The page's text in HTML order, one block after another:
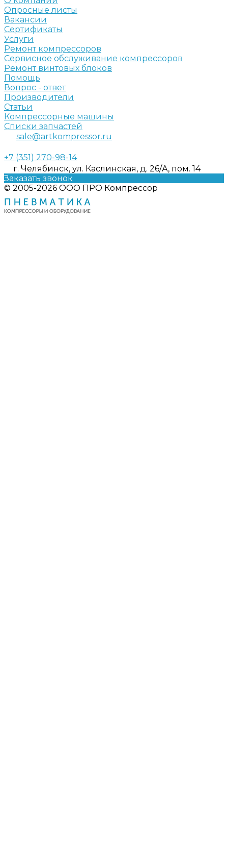
Опросные листы
Вакансии
Сертификаты
Услуги
Ремонт компрессоров
Сервисное обслуживание компрессоров
Ремонт винтовых блоков
Помощь
Вопрос - ответ
Производители
Статьи
Компрессорные машины
Списки запчастей
sale@artkompressor.ru
+7 (351) 270-98-14
г. Челябинск, ул. Каслинская, д. 26/А, пом. 14
Заказать звонок
© 2005-2026 ООО ПРО Компрессор